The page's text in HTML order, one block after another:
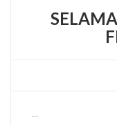
...